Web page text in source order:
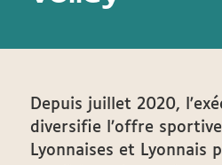
Depuis juillet 2020,
diversifie l’offre
Lyonnaises et Lyonnais